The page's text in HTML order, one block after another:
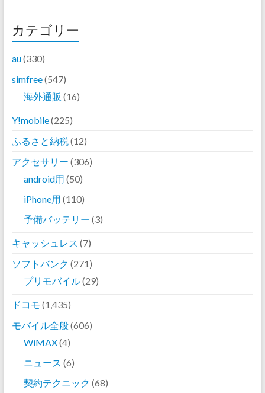
カテゴリー
au(330)
simfree(547)
海外通販 (16)
Y!mobile(225)
ふるさと納税(12)
アクセサリー (306)
android用 (50)
iPhone用 (110)
予備バッテリー (3)
キャッシュレス (7)
ソフトバンク (271)
プリモバイル(29)
ドコモ (1,435)
モバイル全般(606)
WiMAX(4)
ニュース (6)
契約テクニック (68)